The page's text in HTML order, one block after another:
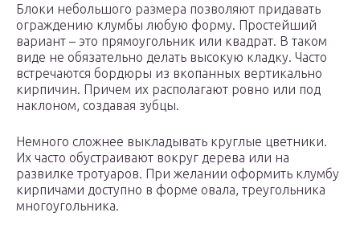
Блоки небольшого размера позволяют придавать
ограждению клумбы любую форму. Простейший
вариант – это прямоугольник или квадрат. В таком
виде не обязательно делать высокую кладку. Часто
встречаются бордюры из вкопанных вертикально
кирпичин. Причем их располагают ровно или под
наклоном, создавая зубцы.
Немного сложнее выкладывать круглые цветники.
Их часто обустраивают вокруг дерева или на
развилке тротуаров. При желании оформить клумбу
кирпичами доступно в форме овала, треугольника
многоугольника.